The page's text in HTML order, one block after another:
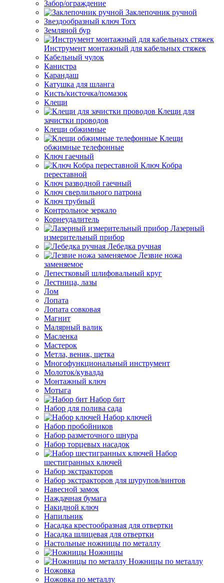
Забор/ограждение
Заклепочник ручной
Звездообразный ключ Torx
Земляной бур
Инструмент монтажный для кабельных стяжек
Кабельный чулок
Канистра
Карандаш
Катушка для шланга
Кисть/кисточка/помазок
Клещи
Клещи для
зачистки проводов
Клещи обжимные
Клещи
обжимные телефонные
Ключ гаечный
Ключ Кобра
переставной
Ключ разводной гаечный
Ключ сверлильного патрона
Ключ трубный
Контрольное зеркало
Корнеудалитель
Лазерный
измерительный прибор
Лебедка ручная
Лезвие ножа
заменяемое
Лепестковый шлифовальный круг
Лестница, лазы
Лом
Лопата
Лопата совковая
Магнит
Малярный валик
Масленка
Мастерок
Метла, веник, щетка
Многофункциональный инструмент
Молоток/кувалда
Монтажный ключ
Мотыга
Набор бит
Набор для полива сада
Набор ключей
Набор пробойников
Набор разметочного шнура
Набор торцевых насадок
Набор
шестигранных ключей
Набор экстракторов
Набор экстракторов для шурупов/винтов
Навесной замок
Наждачная бумага
Накидной ключ
Напильник
Насадка крестообразная для отвертки
Насадка шлицевая для отвертки
Настольные ножницы по металлу
Ножницы
Ножницы по металлу
Ножовка
Ножовка по металлу